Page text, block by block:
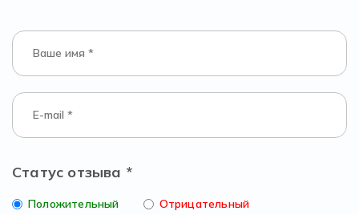
Статус отзыва *
Положительный Отрицательный